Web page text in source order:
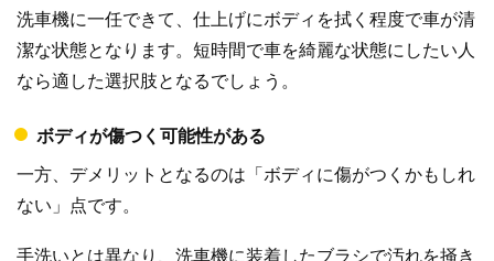
洗車機に一任できて、仕上げにボディを拭く程度で車が清
潔な状態となります。短時間で車を綺麗な状態にしたい人
なら適した選択肢となるでしょう。
ボディが傷つく可能性がある
一方、デメリットとなるのは「ボディに傷がつくかもしれ
ない」点です。
手洗いとは異なり、洗車機に装着したブラシで汚れを掻き